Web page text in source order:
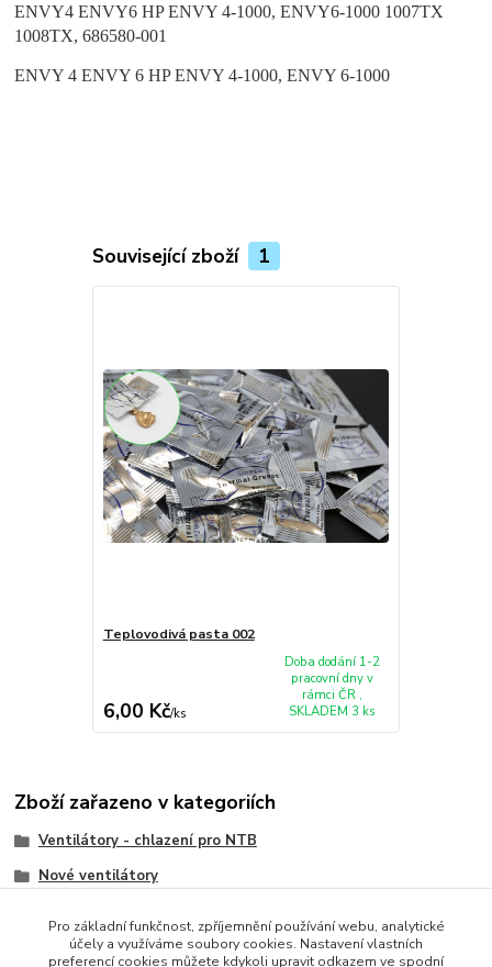
ENVY4 ENVY6 HP ENVY 4-1000, ENVY6-1000 1007TX
1008TX, 686580-001
ENVY 4 ENVY 6 HP ENVY 4-1000, ENVY 6-1000
Související zboží 1
Teplovodivá pasta 002
6,00 Kč/ks
Doba dodání 1-2
pracovní dny v
rámci ČR ,
SKLADEM 3 ks
Zboží zařazeno v kategoriích
Ventilátory - chlazení pro NTB
Nové ventilátory
Pro základní funkčnost, zpříjemnění používání webu, analytické
účely a využíváme soubory cookies. Nastavení vlastních
preferencí cookies můžete kdykoli upravit odkazem ve spodní